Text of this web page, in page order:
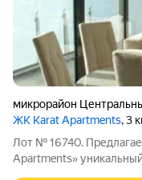
микрорайон
ЖК Karat Apartments, 3
Лот № 16740.
Apartments» уникальный архитектурный проект, не имеющий